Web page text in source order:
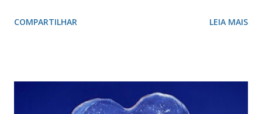
valor, a galhardia, a generosidade e a honra. A cruz evoca a
Paulo. O brasão consiste num braço armado empunhando
um pendão branco, de de quatro pontas farpadas,
COMPARTILHAR LEIA MAIS